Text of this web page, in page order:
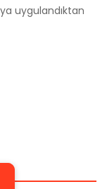
uygulandıktan